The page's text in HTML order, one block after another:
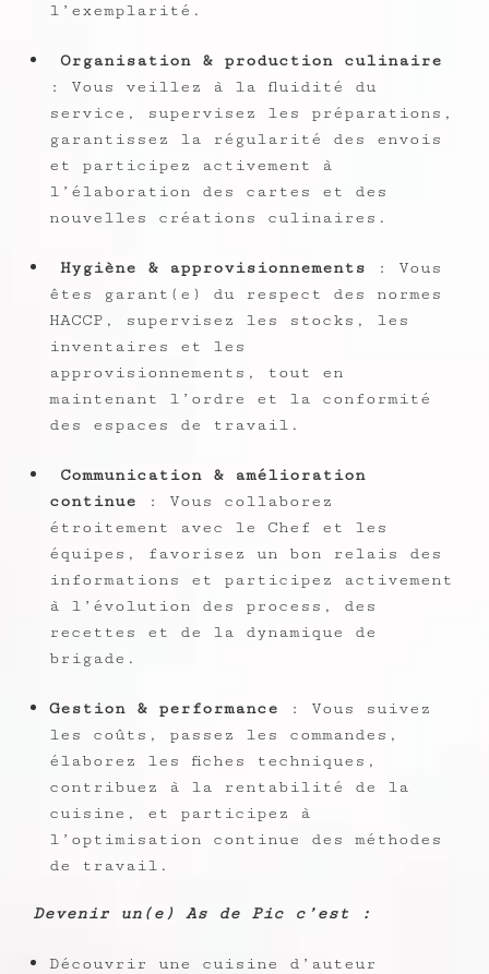
l’exemplarité.
Organisation & production culinaire
: Vous veillez à la fluidité du
service, supervisez les préparations,
garantissez la régularité des envois
et participez activement à
l’élaboration des cartes et des
nouvelles créations culinaires.
Hygiène & approvisionnements : Vous
êtes garant(e) du respect des normes
HACCP, supervisez les stocks, les
inventaires et les
approvisionnements, tout en
maintenant l’ordre et la conformité
des espaces de travail.
Communication & amélioration
continue : Vous collaborez
étroitement avec le Chef et les
équipes, favorisez un bon relais des
informations et participez activement
à l’évolution des process, des
recettes et de la dynamique de
brigade.
Gestion & performance : Vous suivez
les coûts, passez les commandes,
élaborez les fiches techniques,
contribuez à la rentabilité de la
cuisine, et participez à
l’optimisation continue des méthodes
de travail.
Devenir un(e) As de Pic c’est :
Découvrir une cuisine d’auteur